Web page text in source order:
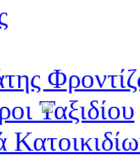
Ταξιδίου